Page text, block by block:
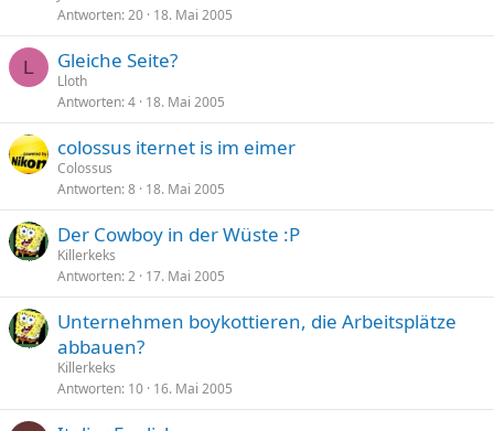
Antworten 20 18. Mai 2005
L Gleiche Seite?
Lloth
Antworten 4 18. Mai 2005
colossus iternet is im eimer
Colossus
Antworten 8 18. Mai 2005
Der Cowboy in der Wüste :P
Killerkeks
Antworten 2 17. Mai 2005
Unternehmen boykottieren, die Arbeitsplätze
abbauen?
Killerkeks
Antworten 10 16. Mai 2005